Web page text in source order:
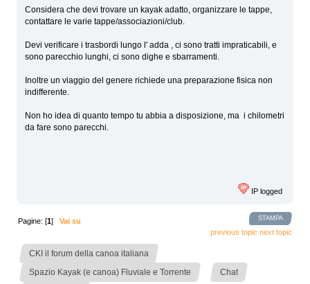
Considera che devi trovare un kayak adatto, organizzare le tappe,
contattare le varie tappe/associazioni/club.
Devi verificare i trasbordi lungo l' adda , ci sono tratti impraticabili, e
sono parecchio lunghi, ci sono dighe e sbarramenti.
Inoltre un viaggio del genere richiede una preparazione fisica non
indifferente.
Non ho idea di quanto tempo tu abbia a disposizione, ma i chilometri
da fare sono parecchi.
IP logged
STAMPA
Pagine: [1]Vai su
previous topic next topic
CKI il forum della canoa italiana
Spazio Kayak (e canoa) Fluviale e Torrente Chat